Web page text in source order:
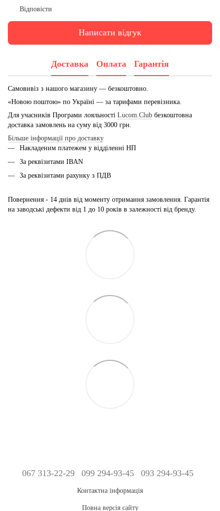
Відповісти
Написати відгук
Доставка Оплата Гарантія
Самовивіз з нашого магазину — безкоштовно.
«Новою поштою» по Україні — за тарифами перевізника.
Для учасників Програми лояльності Lucom.Club безкоштовна
доставка замовлень на суму від 3000 грн.
Більше інформації про доставку
Накладеним платежем у відділенні НП
За реквізитами IBAN
За реквізитами рахунку з ПДВ
Повернення - 14 днів від моменту отримання замовлення. Гарантія
на заводські дефекти від 1 до 10 років в залежності від бренду.
067 313-22-29 099 294-93-45 093 294-93-45
Контактна інформація
Повна версія сайту